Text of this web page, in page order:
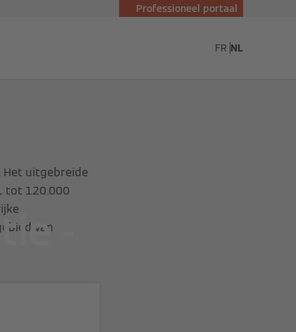
Professioneel portaal
FR NL
-
Het uitgebreide
tot 120.000
van